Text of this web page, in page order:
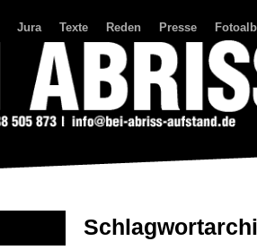
Jura Texte Reden Presse